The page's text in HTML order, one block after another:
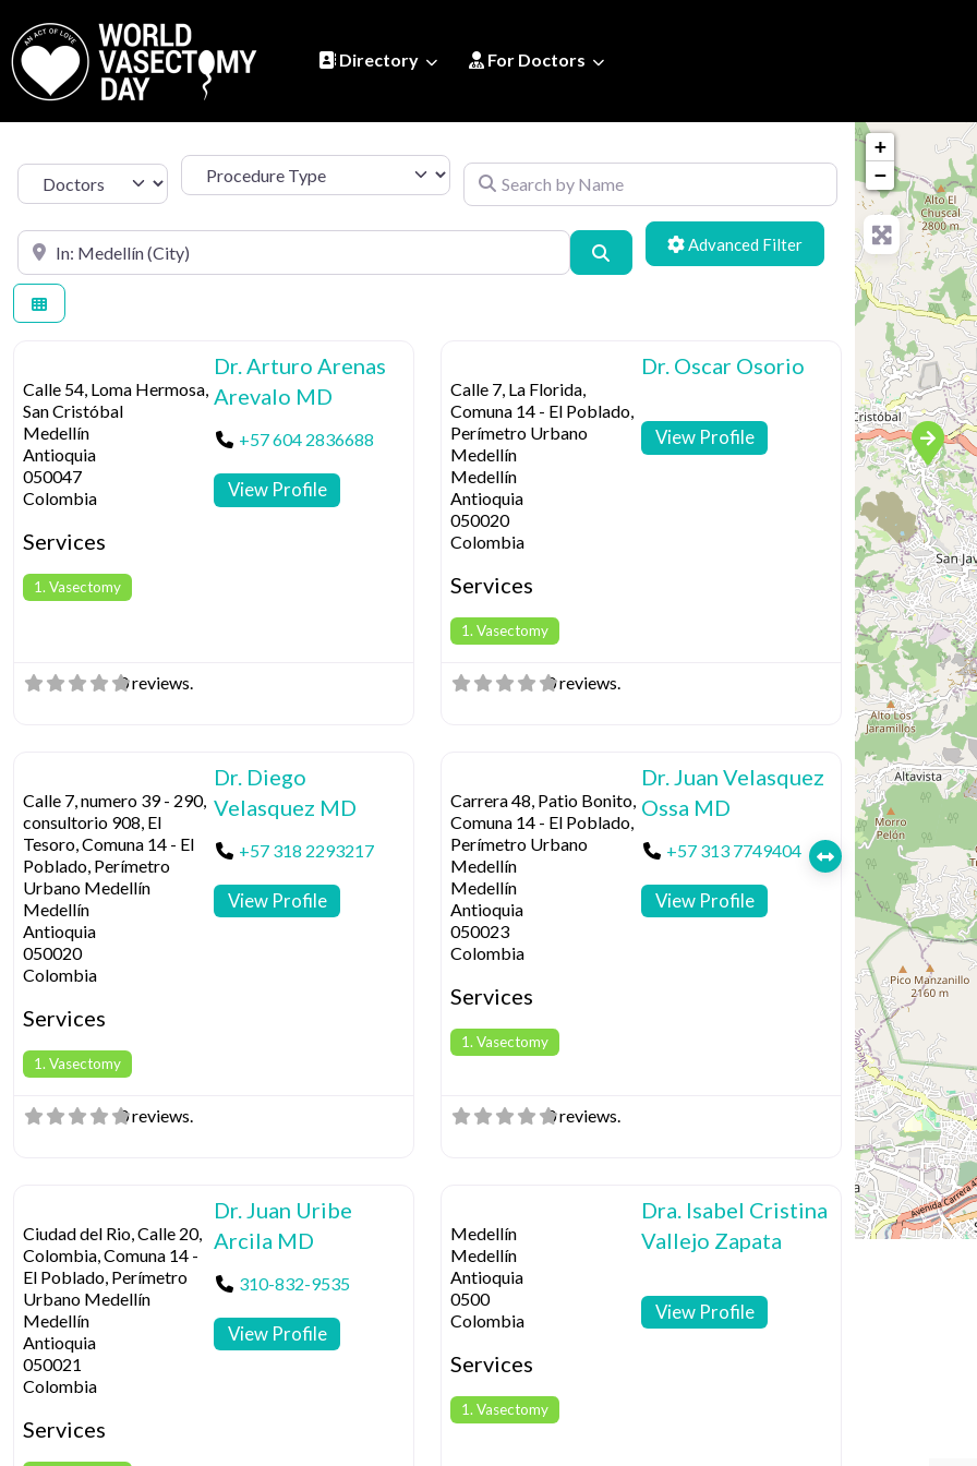
Directory For Doctors
Select search type Procedure Type Search by Name
Search by Location Advanced Filters
Calle 54, Loma Hermosa,
San Cristóbal
Medellín
Antioquia
050047
Colombia
Services
1. Vasectomy
Dr. Arturo Arenas
Arevalo MD
+57 604 2836688
View Profile
0 reviews.
Calle 7, La Florida,
Comuna 14 - El Poblado,
Perímetro Urbano
Medellín
Medellín
Antioquia
050020
Colombia
Services
1. Vasectomy
Dr. Oscar Osorio
View Profile
0 reviews.
Calle 7, numero 39 - 290,
consultorio 908, El
Tesoro, Comuna 14 - El
Poblado, Perímetro
Urbano Medellín
Medellín
Antioquia
050020
Colombia
Services
1. Vasectomy
Dr. Diego
Velasquez MD
+57 318 2293217
View Profile
0 reviews.
Carrera 48, Patio Bonito,
Comuna 14 - El Poblado,
Perímetro Urbano
Medellín
Medellín
Antioquia
050023
Colombia
Services
1. Vasectomy
Dr. Juan Velasquez
Ossa MD
+57 313 7749404
View Profile
0 reviews.
Ciudad del Rio, Calle 20,
Colombia, Comuna 14 -
El Poblado, Perímetro
Urbano Medellín
Medellín
Antioquia
050021
Colombia
Services
Dr. Juan Uribe
Arcila MD
310-832-9535
View Profile
Medellín
Medellín
Antioquia
0500
Colombia
Services
1. Vasectomy
Dra. Isabel Cristina
Vallejo Zapata
View Profile
+
−